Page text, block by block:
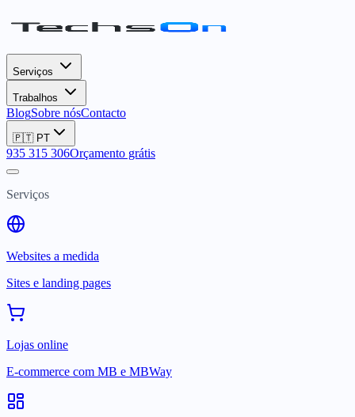
Serviços
Trabalhos
BlogSobre nósContacto
🇵🇹 PT
935 315 306Orçamento grátis
Serviços
Websites a medida
Sites e landing pages
Lojas online
E-commerce com MB e MBWay